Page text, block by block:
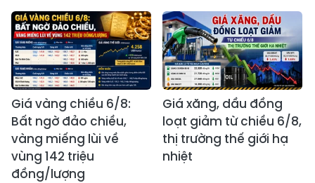
Giá vàng chiều 6/8:
Bất ngờ đảo chiều,
vàng miếng lùi về
vùng 142 triệu
đồng/lượng
Giá xăng, dầu đồng
loạt giảm từ chiều 6/8,
thị trường thế giới hạ
nhiệt